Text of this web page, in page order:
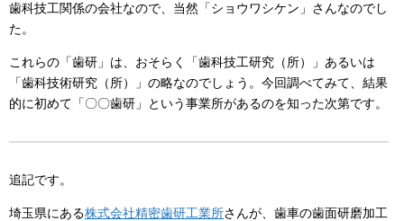
歯科技工関係の会社なので、当然「ショウワシケン」さんなのでし
た。
これらの「歯研」は、おそらく「歯科技工研究（所）」あるいは
「歯科技術研究（所）」の略なのでしょう。今回調べてみて、結果
的に初めて「〇〇歯研」という事業所があるのを知った次第です。
追記です。
埼玉県にある株式会社精密歯研工業所さんが、歯車の歯面研磨加工